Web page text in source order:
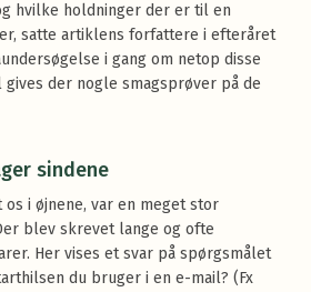
hvilke holdninger der er til en
satte artiklens forfattere i efteråret
i gang om netop disse
der nogle smagsprøver på de
sindene
i øjnene, var en meget stor
blev skrevet lange og ofte
Her vises et svar på spørgsmålet
du bruger i en e-mail? (Fx